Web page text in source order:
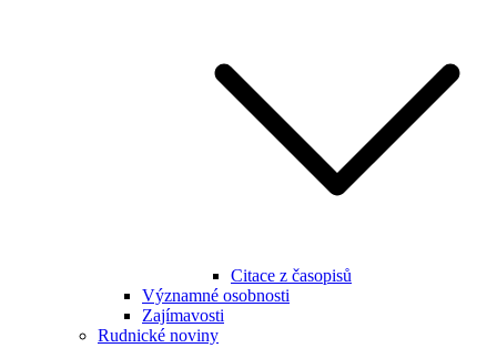
Citace z časopisů
Významné osobnosti
Zajímavosti
Rudnické noviny